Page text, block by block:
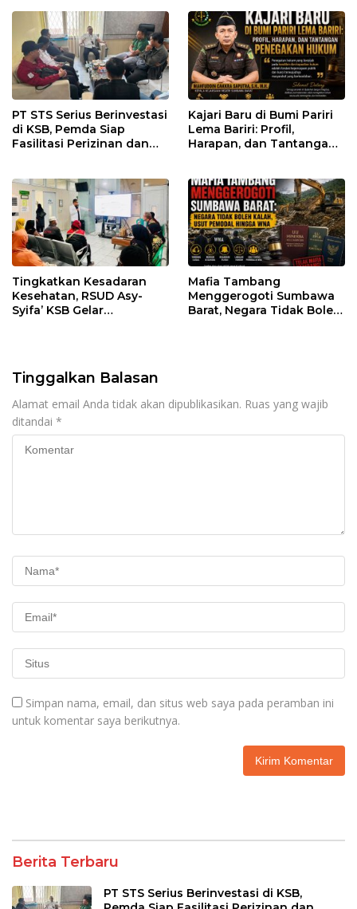
PT STS Serius Berinvestasi
di KSB, Pemda Siap
Fasilitasi Perizinan dan
Kajari Baru di Bumi Pariri
Lema Bariri: Profil,
Harapan, dan Tantangan
Tingkatkan Kesadaran
Kesehatan, RSUD Asy-
Syifa’ KSB Gelar
Mafia Tambang
Menggerogoti Sumbawa
Barat, Negara Tidak Boleh
Tinggalkan Balasan
Alamat email Anda tidak akan dipublikasikan. Ruas yang wajib
ditandai *
Simpan nama, email, dan situs web saya pada peramban ini
untuk komentar saya berikutnya.
Berita Terbaru
PT STS Serius Berinvestasi di KSB,